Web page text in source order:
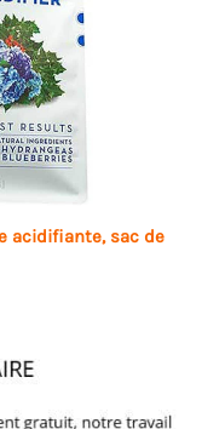
acidifiante, sac de